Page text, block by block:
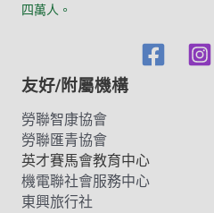
四萬人。
友好/附屬機構
勞聯智康協會
勞聯匯青協會
英才賽馬會教育中心
機電聯社會服務中心
東興旅行社